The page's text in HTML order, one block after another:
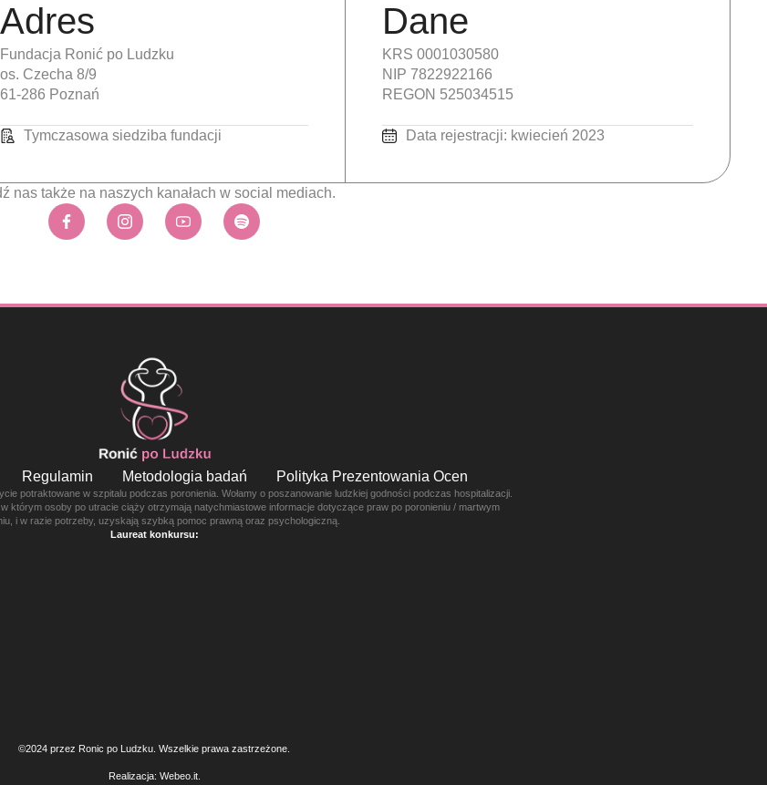
Adres
Fundacja Ronić po Ludzku
os. Czecha 8/9
61-286 Poznań
Tymczasowa siedziba fundacji
Dane
KRS 0001030580
NIP 7822922166
REGON 525034515
Data rejestracji: kwiecień 2023
nas także na naszych kanałach w social mediach.
Regulamin Metodologia badań Polityka Prezentowania Ocen
potraktowane w szpitalu podczas poronienia. Wołamy o poszanowanie ludzkiej godności podczas hospitalizacji.
którym osoby po utracie ciąży otrzymają natychmiastowe informacje dotyczące praw po poronieniu / martwym
i w razie potrzeby, uzyskają szybką pomoc prawną oraz psychologiczną.
Laureat konkursu:
©2024 przez Ronic po Ludzku. Wszelkie prawa zastrzeżone.
Realizacja: Webeo.it.